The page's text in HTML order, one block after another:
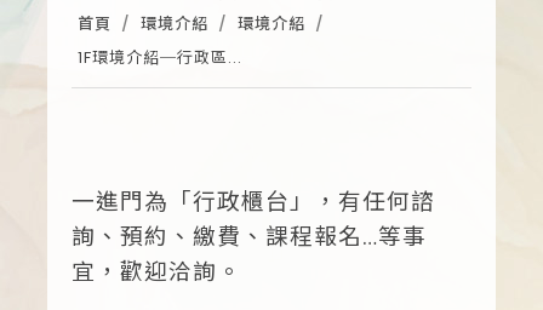
首頁 環境介紹
環境介紹
1F環境介紹─行政區...
一進門為「行政櫃台」，有任何諮
詢、預約、繳費、課程報名…等事
宜，歡迎洽詢。